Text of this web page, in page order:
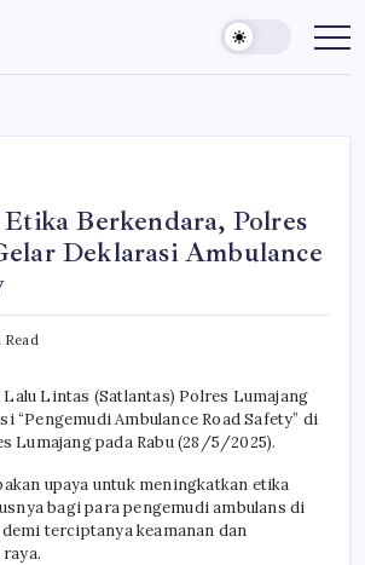
Berkendara, Polres
Deklarasi Ambulance
Read
Lalu Lintas (Satlantas) Polres Lumajang
“Pengemudi Ambulance Road Safety” di
Lumajang pada Rabu (28/5/2025).
upaya untuk meningkatkan etika
bagi para pengemudi ambulans di
terciptanya keamanan dan